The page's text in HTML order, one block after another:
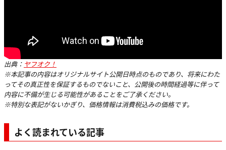
出典： ヤフオク！
※本記事の内容はオリジナルサイト公開日時点のものであり、将来にわた
ってその真正性を保証するものでないこと、公開後の時間経過等に伴って
内容に不備が生じる可能性があることをご了承ください。
※特別な表記がないかぎり、価格情報は消費税込みの価格です。
よく読まれている記事